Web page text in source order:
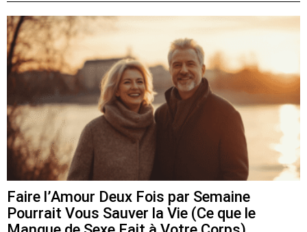
Faire l’Amour Deux Fois par Semaine
Pourrait Vous Sauver la Vie (Ce que le